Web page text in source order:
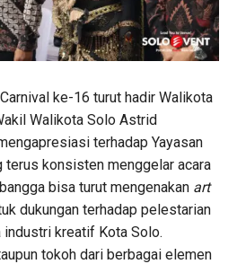
ke-16 turut hadir Walikota
Walikota Solo Astrid
terhadap Yayasan
terus konsisten menggelar acara
bisa turut mengenakan art
dukungan terhadap pelestarian
kreatif Kota Solo.
tokoh dari berbagai elemen